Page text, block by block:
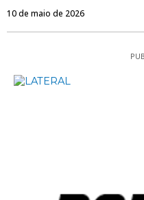
10 de maio de 2026